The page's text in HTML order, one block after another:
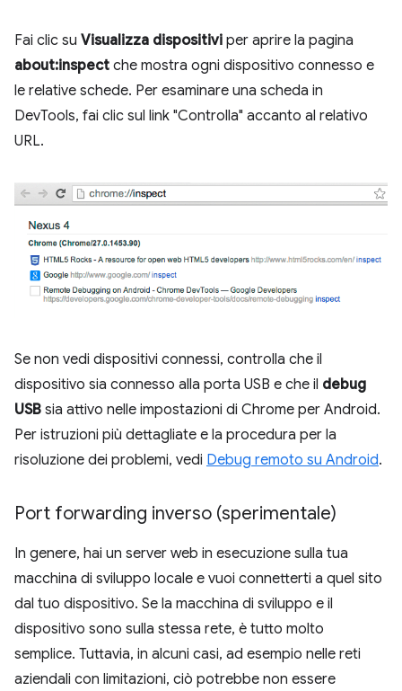
Fai clic su Visualizza dispositivi per aprire la pagina
about:inspect che mostra ogni dispositivo connesso e
le relative schede. Per esaminare una scheda in
DevTools, fai clic sul link "Controlla" accanto al relativo
URL.
Se non vedi dispositivi connessi, controlla che il
dispositivo sia connesso alla porta USB e che il debug
USB sia attivo nelle impostazioni di Chrome per Android.
Per istruzioni più dettagliate e la procedura per la
risoluzione dei problemi, vedi Debug remoto su Android.
Port forwarding inverso (sperimentale)
In genere, hai un server web in esecuzione sulla tua
macchina di sviluppo locale e vuoi connetterti a quel sito
dal tuo dispositivo. Se la macchina di sviluppo e il
dispositivo sono sulla stessa rete, è tutto molto
semplice. Tuttavia, in alcuni casi, ad esempio nelle reti
aziendali con limitazioni, ciò potrebbe non essere